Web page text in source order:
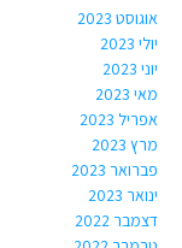
אוגוסט 2023
יולי 2023
יוני 2023
מאי 2023
אפריל 2023
מרץ 2023
פברואר 2023
ינואר 2023
דצמבר 2022